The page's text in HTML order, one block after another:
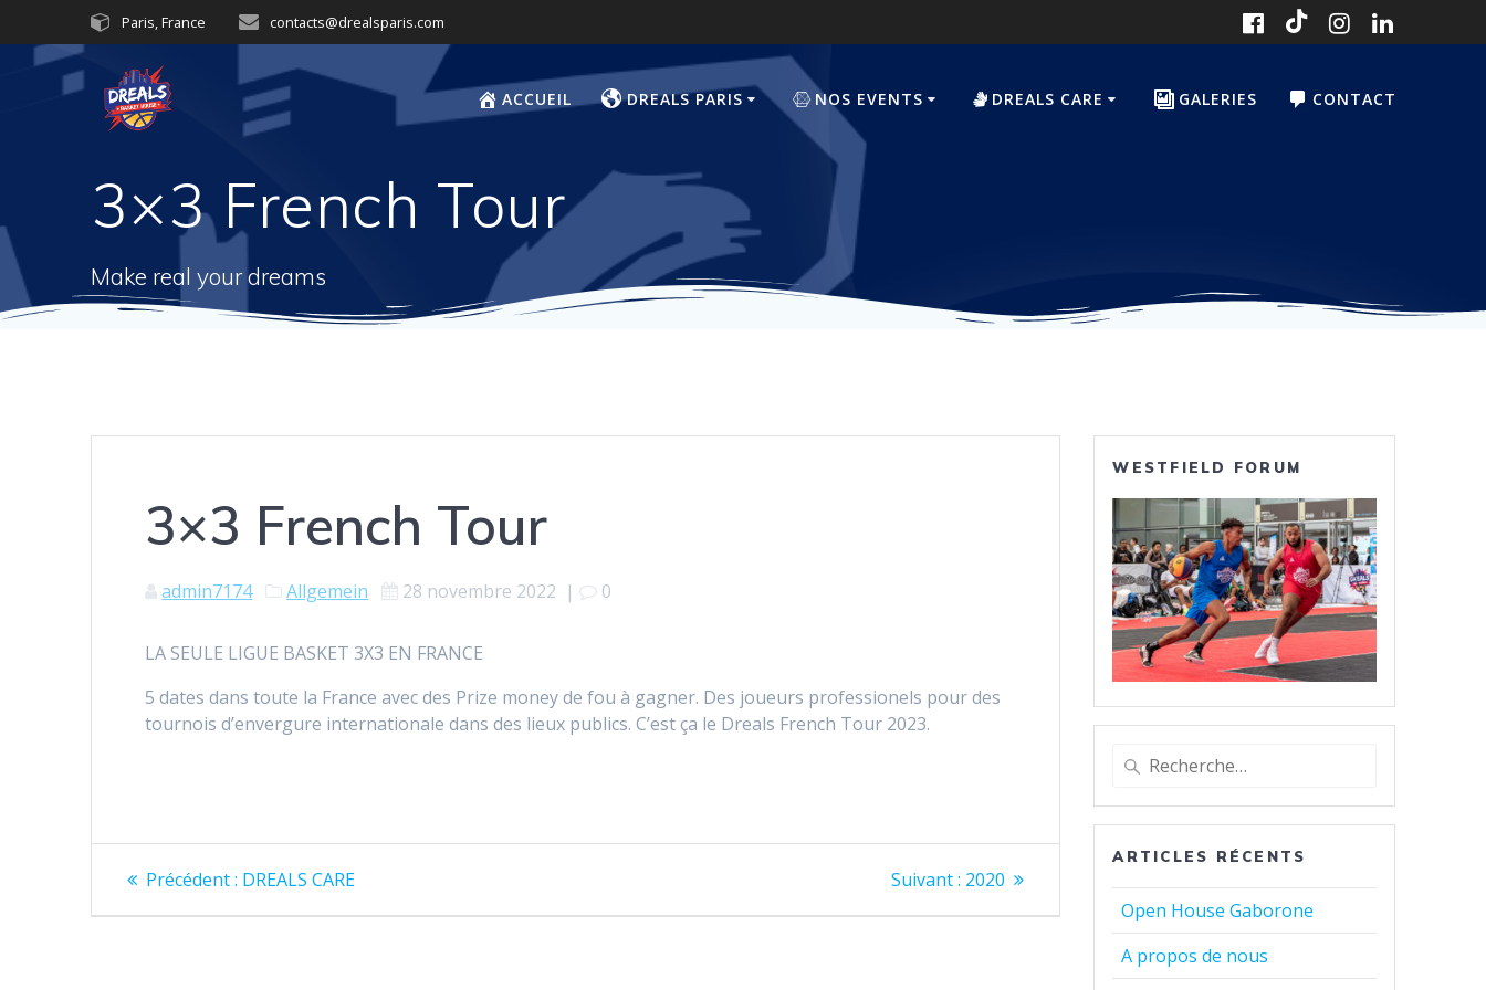
au
contenu
Paris, France contacts@drealsparis.com
ACCUEIL DREALS PARIS NOS EVENTS DREALS CARE GALERIES CONTACT
3×3 French Tour
Make real your dreams
3×3 French Tour
admin7174 Allgemein 28 novembre 2022 | 0
LA SEULE LIGUE BASKET 3X3 EN FRANCE
5 dates dans toute la France avec des Prize money de fou à gagner. Des joueurs professionels pour des
tournois d’envergure internationale dans des lieux publics. C’est ça le Dreals French Tour 2023.
Navigation
de
Précédent : Article
DREALS CARE Suivant : Article
2020
WESTFIELD FORUM
Recherche
pour
:
ARTICLES RÉCENTS
Open House Gaborone
A propos de nous